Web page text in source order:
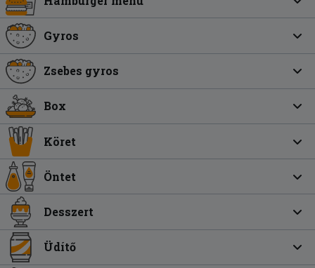
Gyros
Zsebes gyros
Box
Köret
Öntet
Desszert
Üdítő